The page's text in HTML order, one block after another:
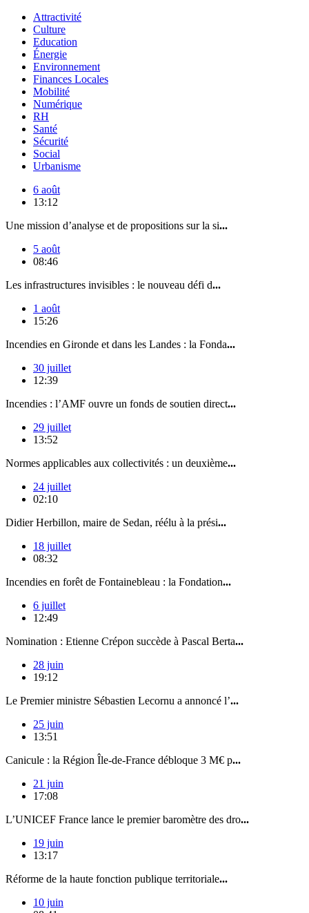
Attractivité
Culture
Education
Énergie
Environnement
Finances Locales
Mobilité
Numérique
RH
Santé
Sécurité
Social
Urbanisme
6 août
13:12
Une mission d’analyse et de propositions sur la si...
5 août
08:46
Les infrastructures invisibles : le nouveau défi d...
1 août
15:26
Incendies en Gironde et dans les Landes : la Fonda...
30 juillet
12:39
Incendies : l’AMF ouvre un fonds de soutien direct...
29 juillet
13:52
Normes applicables aux collectivités : un deuxième...
24 juillet
02:10
Didier Herbillon, maire de Sedan, réélu à la prési...
18 juillet
08:32
Incendies en forêt de Fontainebleau : la Fondation...
6 juillet
12:49
Nomination : Etienne Crépon succède à Pascal Berta...
28 juin
19:12
Le Premier ministre Sébastien Lecornu a annoncé l’...
25 juin
13:51
Canicule : la Région Île-de-France débloque 3 M€ p...
21 juin
17:08
L’UNICEF France lance le premier baromètre des dro...
19 juin
13:17
Réforme de la haute fonction publique territoriale...
10 juin